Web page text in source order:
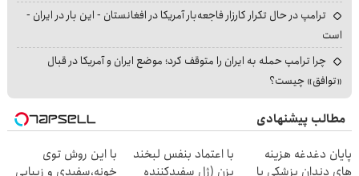
ترامپ در حال تکرار کارزار فاجعه‌بار آمریکا در افغانستان - این بار در ایران -
است
چرا ترامپ حمله به ایران را متوقف کرد؛ موضع ایران و آمریکا در قبال
«توافق» چیست؟
مطالب پیشنهادی
پایان دغدغه هزینه
با اعتماد بنفس لبخند
با این روش توی